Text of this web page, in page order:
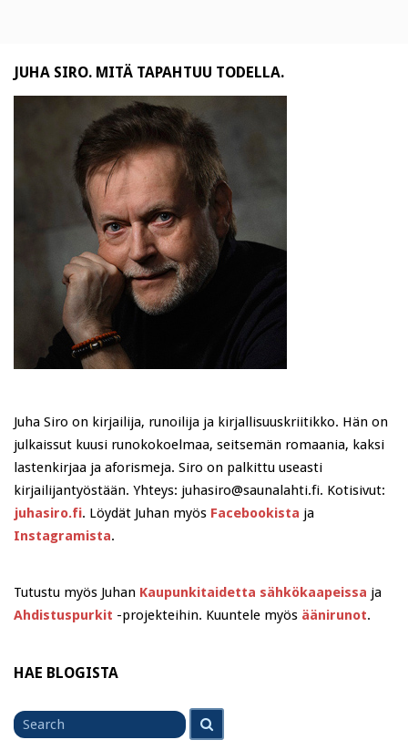
JUHA SIRO. MITÄ TAPAHTUU TODELLA.
Juha Siro on kirjailija, runoilija ja kirjallisuuskriitikko. Hän on
julkaissut kuusi runokokoelmaa, seitsemän romaania, kaksi
lastenkirjaa ja aforismeja. Siro on palkittu useasti
kirjailijantyöstään. Yhteys: juhasiro@saunalahti.fi. Kotisivut:
juhasiro.fi. Löydät Juhan myös Facebookista ja
Instagramista.
Tutustu myös Juhan Kaupunkitaidetta sähkökaapeissa ja
Ahdistuspurkit -projekteihin. Kuuntele myös äänirunot.
HAE BLOGISTA
for